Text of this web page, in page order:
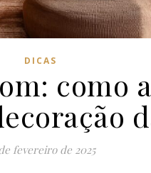
DICAS
como
fevereiro de 2025